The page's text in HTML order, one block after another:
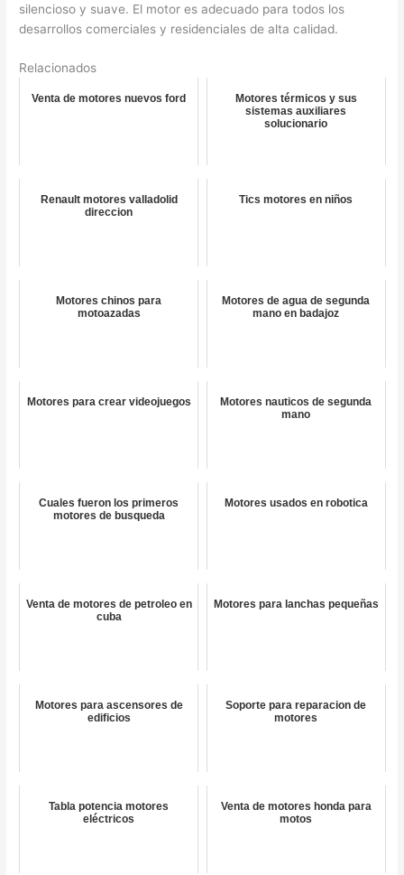
silencioso y suave. El motor es adecuado para todos los
desarrollos comerciales y residenciales de alta calidad.
Relacionados
Venta de motores nuevos ford
Motores térmicos y sus
sistemas auxiliares
solucionario
Renault motores valladolid
direccion
Tics motores en niños
Motores chinos para
motoazadas
Motores de agua de segunda
mano en badajoz
Motores para crear videojuegos
Motores nauticos de segunda
mano
Cuales fueron los primeros
motores de busqueda
Motores usados en robotica
Venta de motores de petroleo en
cuba
Motores para lanchas pequeñas
Motores para ascensores de
edificios
Soporte para reparacion de
motores
Tabla potencia motores
eléctricos
Venta de motores honda para
motos